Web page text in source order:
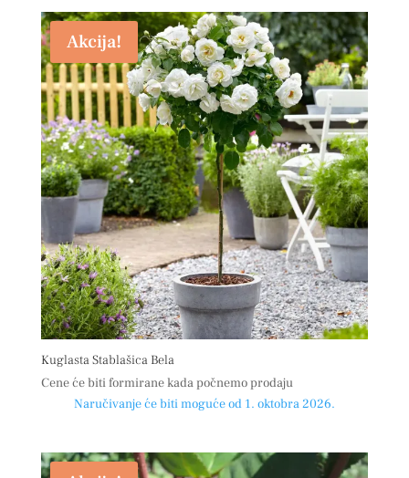
Akcija!
Kuglasta Stablašica Bela
Cene će biti formirane kada počnemo prodaju
Naručivanje će biti moguće od 1. oktobra 2026.